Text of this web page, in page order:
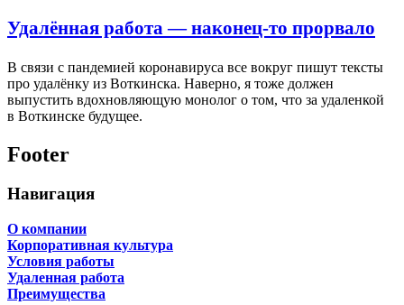
Удалённая работа — наконец-то прорвало
В связи с пандемией коронавируса все вокруг пишут тексты
про удалёнку из Воткинска. Наверно, я тоже должен
выпустить вдохновляющую монолог о том, что за удаленкой
в Воткинске будущее.
Footer
Навигация
О компании
Корпоративная культура
Условия работы
Удаленная работа
Преимущества